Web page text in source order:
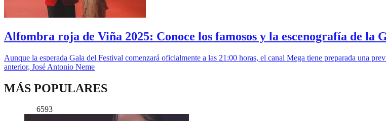
Alfombra roja de Viña 2025: Conoce los famosos y la escenografía de la
Aunque la esperada Gala del Festival comenzará oficialmente a las 21:00 horas, el canal Mega tiene preparada una
anterior, José Antonio Neme
MÁS POPULARES
6593